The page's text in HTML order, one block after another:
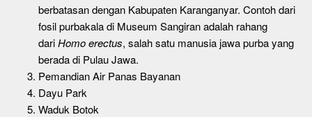
berbatasan dengan Kabupaten Karanganyar. Contoh dari
fosil purbakala di Museum Sangiran adalah rahang
dariHomo erectus, salah satu manusia jawa purba yang
berada di Pulau Jawa.
Pemandian Air Panas Bayanan
Dayu Park
Waduk Botok